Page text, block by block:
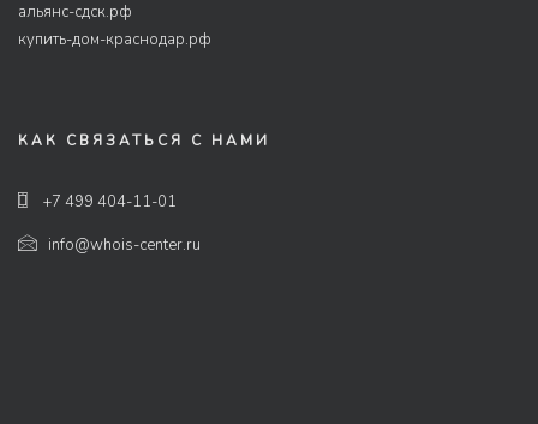
альянс-сдск.рф
купить-дом-краснодар.рф
КАК СВЯЗАТЬСЯ С НАМИ
+7 499 404-11-01
info@whois-center.ru